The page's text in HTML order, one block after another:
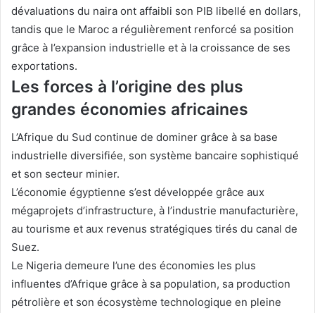
dévaluations du naira ont affaibli son PIB libellé en dollars,
tandis que le Maroc a régulièrement renforcé sa position
grâce à l’expansion industrielle et à la croissance de ses
exportations.
Les forces à l’origine des plus
grandes économies africaines
L’Afrique du Sud continue de dominer grâce à sa base
industrielle diversifiée, son système bancaire sophistiqué
et son secteur minier.
L’économie égyptienne s’est développée grâce aux
mégaprojets d’infrastructure, à l’industrie manufacturière,
au tourisme et aux revenus stratégiques tirés du canal de
Suez.
Le Nigeria demeure l’une des économies les plus
influentes d’Afrique grâce à sa population, sa production
pétrolière et son écosystème technologique en pleine